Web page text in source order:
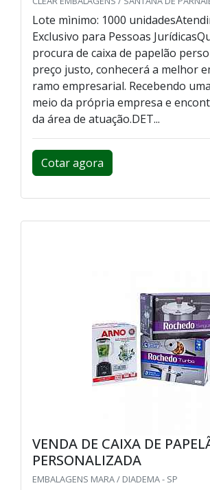
Lote mìnimo: 1000
Exclusivo para Pessoas
procura de caixa de papelão
preço justo, conhecerá a melhor
ramo empresarial. Recebendo
meio da própria empresa e
da área de atuação.DET...
Cotar agora
VENDA DE CAIXA DE
PERSONALIZADA
EMBALAGENS MARA / DIADEMA - SP